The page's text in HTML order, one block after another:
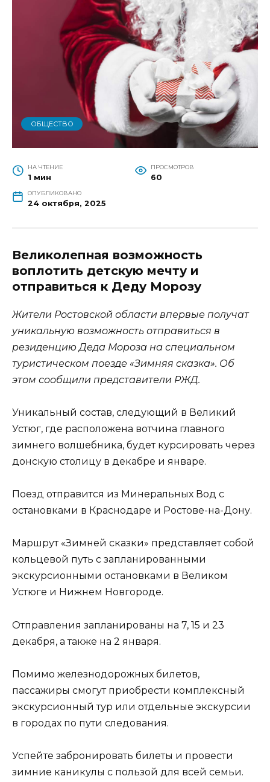
ОБЩЕСТВО
НА ЧТЕНИЕ
1 мин
ПРОСМОТРОВ
60
ОПУБЛИКОВАНО
24 октября, 2025
Великолепная возможность
воплотить детскую мечту и
отправиться к Деду Морозу
Жители Ростовской области впервые получат
уникальную возможность отправиться в
резиденцию Деда Мороза на специальном
туристическом поезде «Зимняя сказка». Об
этом сообщили представители РЖД.
Уникальный состав, следующий в Великий
Устюг, где расположена вотчина главного
зимнего волшебника, будет курсировать через
донскую столицу в декабре и январе.
Поезд отправится из Минеральных Вод с
остановками в Краснодаре и Ростове-на-Дону.
Маршрут «Зимней сказки» представляет собой
кольцевой путь с запланированными
экскурсионными остановками в Великом
Устюге и Нижнем Новгороде.
Отправления запланированы на 7, 15 и 23
декабря, а также на 2 января.
Помимо железнодорожных билетов,
пассажиры смогут приобрести комплексный
экскурсионный тур или отдельные экскурсии
в городах по пути следования.
Успейте забронировать билеты и провести
зимние каникулы с пользой для всей семьи.